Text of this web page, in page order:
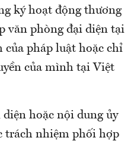
ký hoạt động thương
văn phòng đại diện tại
pháp luật hoặc chỉ
của mình tại Việt
hoặc nội dung ủy
trách nhiệm phối hợp